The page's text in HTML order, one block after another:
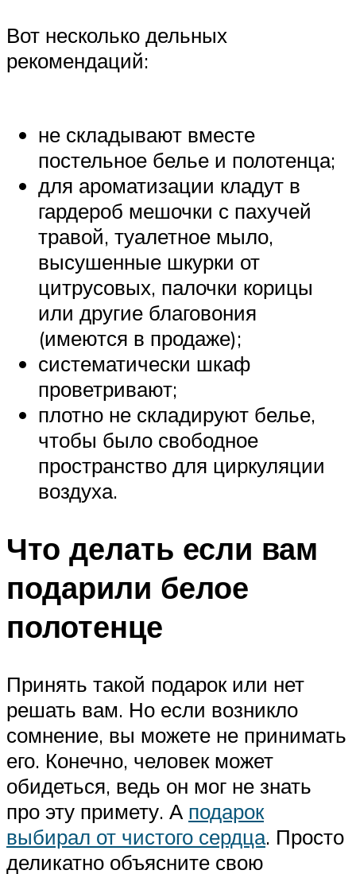
Вот несколько дельных
рекомендаций:
не складывают вместе
постельное белье и полотенца;
для ароматизации кладут в
гардероб мешочки с пахучей
травой, туалетное мыло,
высушенные шкурки от
цитрусовых, палочки корицы
или другие благовония
(имеются в продаже);
систематически шкаф
проветривают;
плотно не складируют белье,
чтобы было свободное
пространство для циркуляции
воздуха.
Что делать если вам
подарили белое
полотенце
Принять такой подарок или нет
решать вам. Но если возникло
сомнение, вы можете не принимать
его. Конечно, человек может
обидеться, ведь он мог не знать
про эту примету. А подарок
выбирал от чистого сердца. Просто
деликатно объясните свою